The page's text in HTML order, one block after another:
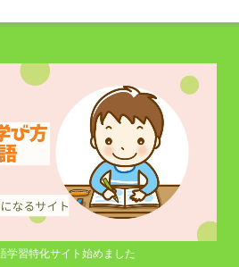
学習特化サイト始めました